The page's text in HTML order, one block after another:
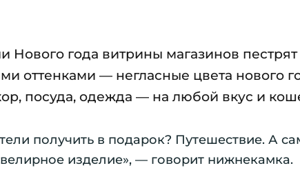
Нового года витрины магазинов
оттенками — негласные цвета нового
посуда, одежда — на любой вкус и
получить в подарок? Путешествие. А
изделие», — говорит нижнекамка.